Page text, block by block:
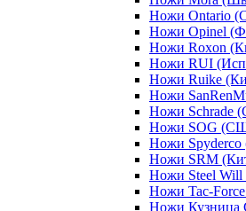
Ножи Ontario
Ножи Opinel
Ножи Roxon
Ножи RUI
Ножи Ruike
Ножи
Ножи Schrade
Ножи SOG
Ножи
Ножи SRM
Ножи Steel
Ножи Tac-
Ножи Кузница